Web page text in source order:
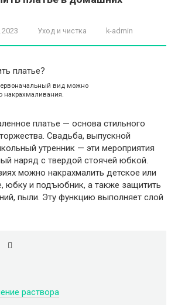
Уход и чистка k-admin
вид можно
накрахмаливания.
платье — основа стильного
Свадьба, выпускной
утренник — эти мероприятия
наряд с твердой стоячей юбкой.
можно накрахмалить детское или
юбку и подъюбник, а также защитить
пыли. Эту функцию выполняет слой
раствора